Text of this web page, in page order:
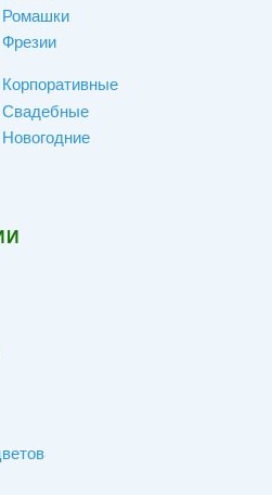
Ромашки
Фрезии
Корпоративные
Свадебные
Новогодние